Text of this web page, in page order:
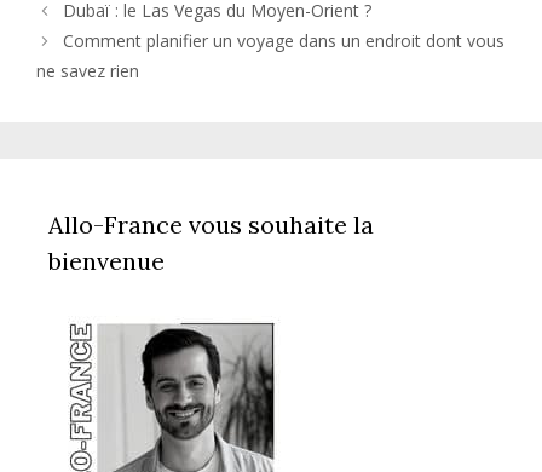
Dubaï : le Las Vegas du Moyen-Orient ?
Comment planifier un voyage dans un endroit dont vous
ne savez rien
Allo-France vous souhaite la
bienvenue